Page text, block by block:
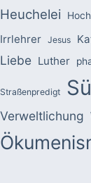
Heuchelei
Irrlehrer Jesus
Liebe Luther
Straßenpredigt
Verweltlichung